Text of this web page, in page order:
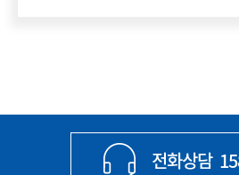
전화상담